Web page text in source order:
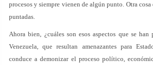
procesos y siempre vienen de algún punto. Otra cosa
puntadas.
Ahora bien, ¿cuáles son esos aspectos que se han
Venezuela, que resultan amenazantes para
conduce a demonizar el proceso político,